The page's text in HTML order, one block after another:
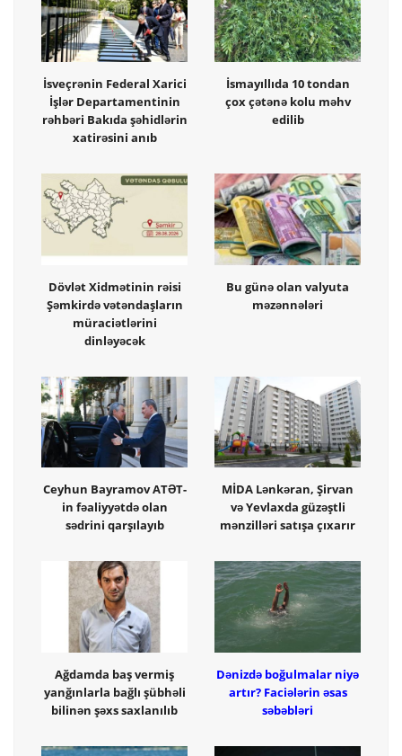
İsveçrənin Federal Xarici
İşlər Departamentinin
rəhbəri Bakıda şəhidlərin
xatirəsini anıb
İsmayıllıda 10 tondan
çox çətənə kolu məhv
edilib
Dövlət Xidmətinin rəisi
Şəmkirdə vətəndaşların
müraciətlərini
dinləyəcək
Bu günə olan valyuta
məzənnələri
Ceyhun Bayramov ATƏT-
in fəaliyyətdə olan
sədrini qarşılayıb
MİDA Lənkəran, Şirvan
və Yevlaxda güzəştli
mənzilləri satışa çıxarır
Ağdamda baş vermiş
yanğınlarla bağlı şübhəli
bilinən şəxs saxlanılıb
Dənizdə boğulmalar niyə
artır? Faciələrin əsas
səbəbləri